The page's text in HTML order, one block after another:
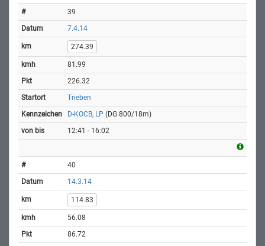
39
7.4.14
274.39
81.99
226.32
Trieben
D-KOCB, LP (DG 800/18m)
12:41 - 16:02
40
14.3.14
114.83
56.08
86.72